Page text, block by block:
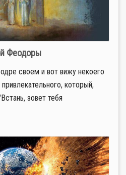
Феодоры
своем и вот вижу некоего
который,
зовет тебя